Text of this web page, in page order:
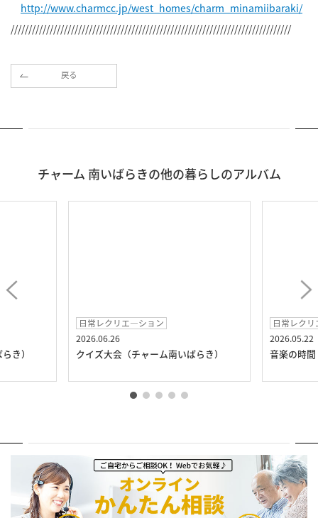
http://www.charmcc.jp/west_homes/charm_minamiibaraki/
///////////////////////////////////////////////////////////////////////////////
戻る
チャーム 南いばらきの他の暮らしのアルバム
き）
日常レクリエ―ション
2026.06.26
クイズ大会（チャーム南いばらき）
日常レク
2026.05.22
音楽の時